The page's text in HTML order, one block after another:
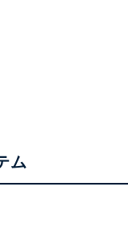
ム